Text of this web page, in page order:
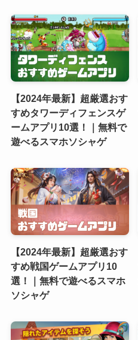
【2024年最新】超厳選おす
すめタワーディフェンスゲ
ームアプリ10選！｜無料で
遊べるスマホソシャゲ
【2024年最新】超厳選おす
すめ戦国ゲームアプリ10
選！｜無料で遊べるスマホ
ソシャゲ